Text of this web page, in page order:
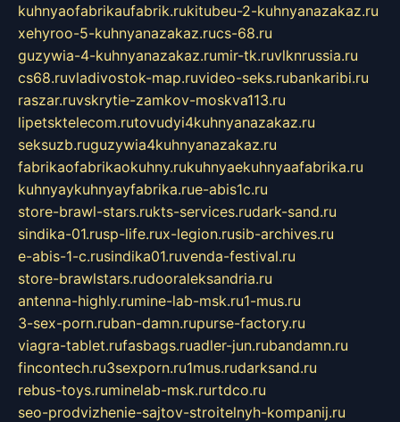
kuhnyaofabrikaufabrik.rukitubeu-2-kuhnyanazakaz.ru
xehyroo-5-kuhnyanazakaz.rucs-68.ru
guzywia-4-kuhnyanazakaz.rumir-tk.ruvlknrussia.ru
cs68.ruvladivostok-map.ruvideo-seks.rubankaribi.ru
raszar.ruvskrytie-zamkov-moskva113.ru
lipetsktelecom.rutovudyi4kuhnyanazakaz.ru
seksuzb.ruguzywia4kuhnyanazakaz.ru
fabrikaofabrikaokuhny.rukuhnyaekuhnyaafabrika.ru
kuhnyaykuhnyayfabrika.rue-abis1c.ru
store-brawl-stars.rukts-services.rudark-sand.ru
sindika-01.rusp-life.rux-legion.rusib-archives.ru
e-abis-1-c.rusindika01.ruvenda-festival.ru
store-brawlstars.rudooraleksandria.ru
antenna-highly.rumine-lab-msk.ru1-mus.ru
3-sex-porn.ruban-damn.rupurse-factory.ru
viagra-tablet.rufasbags.ruadler-jun.rubandamn.ru
fincontech.ru3sexporn.ru1mus.rudarksand.ru
rebus-toys.ruminelab-msk.rurtdco.ru
seo-prodvizhenie-sajtov-stroitelnyh-kompanij.ru